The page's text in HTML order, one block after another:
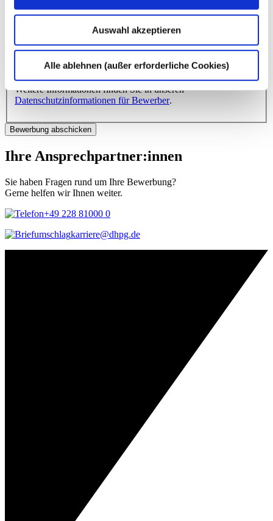
Auswahl akzeptieren
Alle ablehnen (außer erforderliche Cookies)
* Pflichtangabe
Mit dem Absenden Ihrer Bewerbung erklären Sie Ihre
Einwilligung, dass wir die von Ihnen freiwillig übermittelten
können Sie jederzeit mit Wirkung für die Zukunft widerrufen.
Weitere Informationen finden Sie in unseren
Datenschutzinformationen für Bewerber.
Ihre Ansprechpartner:innen
Sie haben Fragen rund um Ihre Bewerbung?
Gerne helfen wir Ihnen weiter.
+49 228 81000 0
karriere@dhpg.de